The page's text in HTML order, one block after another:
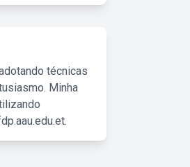
técnicas
Minha